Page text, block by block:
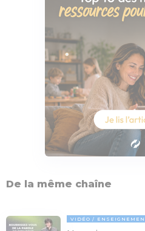
De la même chaîne
VIDÉO